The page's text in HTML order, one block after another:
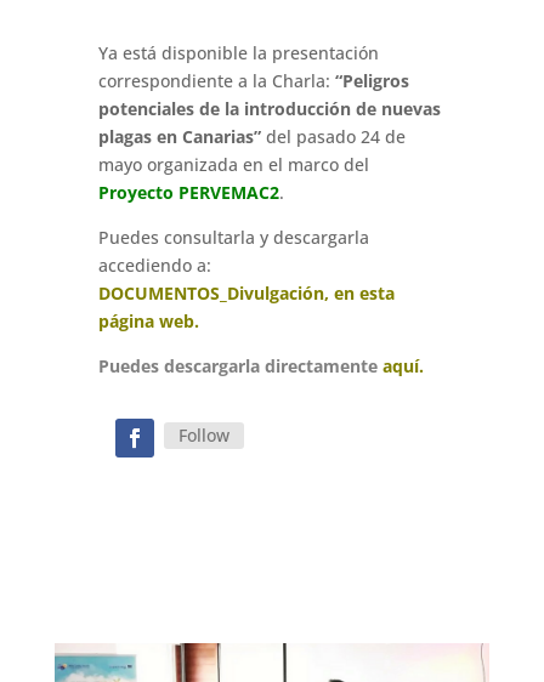
Ya está disponible la presentación
correspondiente a la Charla: “Peligros
potenciales de la introducción de nuevas
plagas en Canarias”del pasado 24 de
mayo organizada en el marco del
Proyecto PERVEMAC2.
Puedes consultarla y descargarla ‍
accediendo a:
DOCUMENTOS_Divulgación, en esta
página web.
Puedes descargarla directamenteaquí.
Follow